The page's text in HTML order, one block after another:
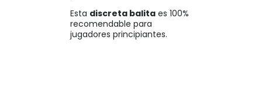
Esta discreta balita es 100%
recomendable para
jugadores principiantes.